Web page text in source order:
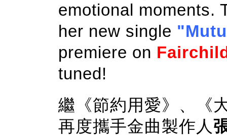
emotional moments.
her new single
premiere on
tuned!
繼《節約用愛》、《
再度攜手金曲製作人